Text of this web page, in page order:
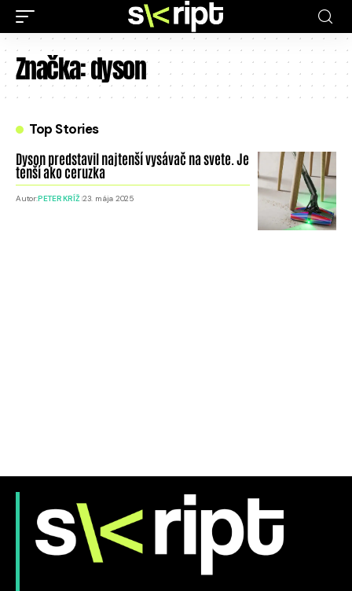
Značka:dyson
Top Stories
Dyson predstavil najtenší vysávač na svete. Je
tenší ako ceruzka
Autor:PETER KRÍŽ 23. mája 2025